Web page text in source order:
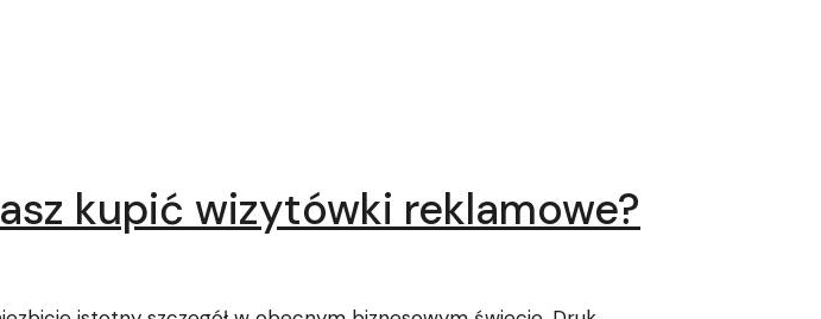
kupić wizytówki reklamowe?